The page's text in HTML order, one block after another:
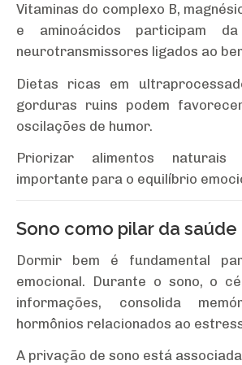
Vitaminas do complexo B,
e aminoácidos participam
neurotransmissores ligados ao
Dietas ricas em
gorduras ruins podem
oscilações de humor.
Priorizar alimentos
importante para o equilíbrio
Sono como pilar da
Dormir bem é fundamental
emocional. Durante o sono, o
informações, consolida
hormônios relacionados ao
A privação de sono está